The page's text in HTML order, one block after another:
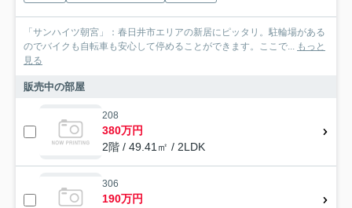
「サンハイツ朝宮」：春日井市エリアの新居にピッタリ。駐輪場がある
のでバイクも自転車も安心して停めることができます。ここで... もっと
見る
販売中の部屋
208
380万円
2階 / 49.41㎡ / 2LDK
306
190万円